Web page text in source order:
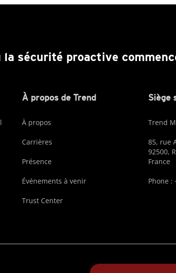
la sécurité proactive
À propos de Trend
À propos
Carrières
Présence
Événements à venir
Trust Center
Siège
Trend
85, rue
92500,
France
Phone :